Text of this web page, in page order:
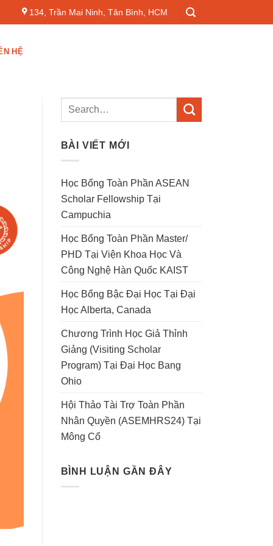
134, Trần Mai Ninh, Tân Bình, HCM
HỆ
BÀI VIẾT MỚI
Học Bổng Toàn Phần ASEAN
Scholar Fellowship Tại
Campuchia
Học Bổng Toàn Phần Master/
PHD Tại Viện Khoa Học Và
Công Nghệ Hàn Quốc KAIST
Học Bổng Bậc Đại Học Tại Đại
Học Alberta, Canada
Chương Trình Học Giả Thỉnh
Giảng (Visiting Scholar
Program) Tại Đại Học Bang
Ohio
Hội Thảo Tài Trợ Toàn Phần
Nhân Quyền (ASEMHRS24) Tại
Mông Cổ
BÌNH LUẬN GẦN ĐÂY